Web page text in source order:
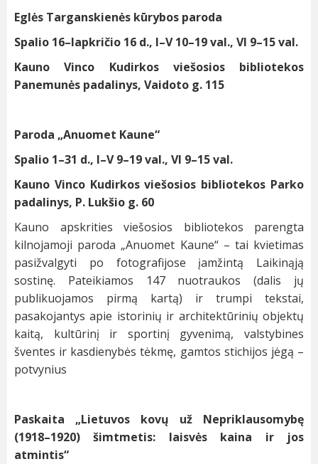
Eglės Targanskienės kūrybos paroda
Spalio 16–lapkričio 16 d., I–V 10–19 val., VI 9–15 val.
Kauno Vinco Kudirkos viešosios bibliotekos
Panemunės padalinys, Vaidoto g. 115
Paroda „Anuomet Kaune“
Spalio 1–31 d., I–V 9–19 val., VI 9–15 val.
Kauno Vinco Kudirkos viešosios bibliotekos Parko
padalinys, P. Lukšio g. 60
Kauno apskrities viešosios bibliotekos parengta
kilnojamoji paroda „Anuomet Kaune“ – tai kvietimas
pasižvalgyti po fotografijose įamžintą Laikinąją
sostinę. Pateikiamos 147 nuotraukos (dalis jų
publikuojamos pirmą kartą) ir trumpi tekstai,
pasakojantys apie istorinių ir architektūrinių objektų
kaitą, kultūrinį ir sportinį gyvenimą, valstybines
šventes ir kasdienybės tėkmę, gamtos stichijos jėgą –
potvynius
Paskaita „Lietuvos kovų už Nepriklausomybę
(1918–1920) šimtmetis: laisvės kaina ir jos
atmintis“